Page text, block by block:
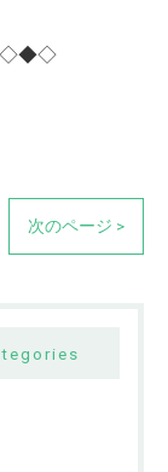
次のページ >